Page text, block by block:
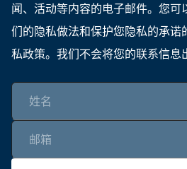
闻、活动等内容的电子邮件。您可
们的隐私做法和保护您隐私的承诺
私政策。我们不会将您的联系信息